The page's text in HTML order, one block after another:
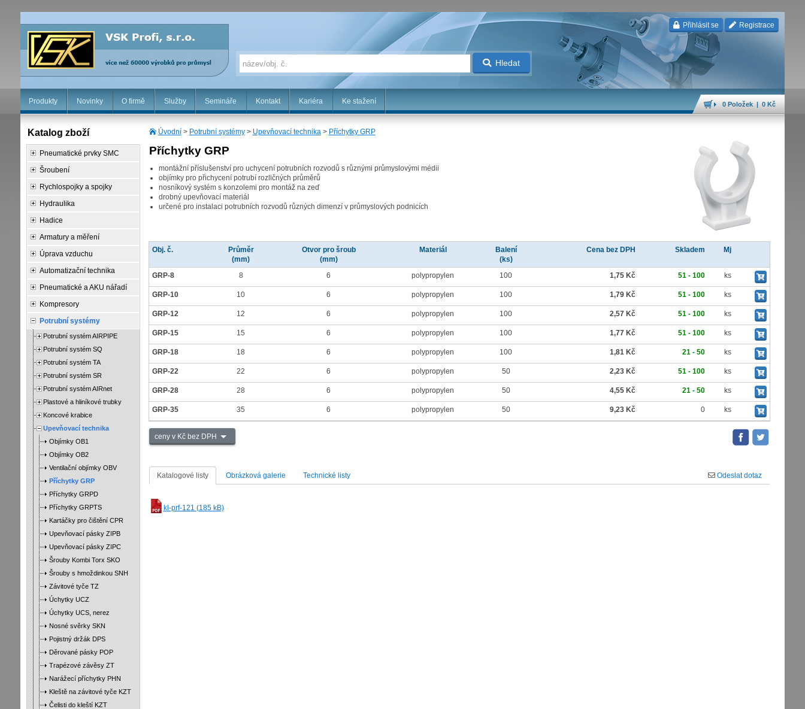
Přihlásit se Registrace
Hledat
Produkty Novinky O firmě Služby Semináře Kontakt Kariéra Ke stažení 0 Položek | 0 Kč
Úvodní> Potrubní systémy> Upevňovací technika> Příchytky GRP
Příchytky GRP
montážní příslušenství pro uchycení potrubních rozvodů s různými průmyslovými médii
objímky pro přichycení potrubí rozličných průměrů
nosníkový systém s konzolemi pro montáž na zeď
drobný upevňovací materiál
určené pro instalaci potrubních rozvodů různých dimenzí v průmyslových podnicích
Obj. č.
Průměr
(mm)
Otvor pro šroub
(mm)
Materiál
Balení
(ks)
Cena bez DPH Skladem Mj
GRP-8 8 6 polypropylen 100 1,75 Kč 51 - 100 ks
GRP-10 10 6 polypropylen 100 1,79 Kč 51 - 100 ks
GRP-12 12 6 polypropylen 100 2,57 Kč 51 - 100 ks
GRP-15 15 6 polypropylen 100 1,77 Kč 51 - 100 ks
GRP-18 18 6 polypropylen 100 1,81 Kč 21 - 50 ks
GRP-22 22 6 polypropylen 50 2,23 Kč 51 - 100 ks
GRP-28 28 6 polypropylen 50 4,55 Kč 21 - 50 ks
GRP-35 35 6 polypropylen 50 9,23 Kč 0 ks
ceny v Kč bez DPH
Katalogové listy Obrázková galerie Technické listy Odeslat dotaz
kl-prf-121 (185 kB)
Katalog zboží
Pneumatické prvky SMC
Šroubení
Rychlospojky a spojky
Hydraulika
Hadice
Armatury a měření
Úprava vzduchu
Automatizační technika
Pneumatické a AKU nářadí
Kompresory
Potrubní systémy
Potrubní systém AIRPIPE
Potrubní systém SQ
Potrubní systém TA
Potrubní systém SR
Potrubní systém AIRnet
Plastové a hliníkové trubky
Koncové krabice
Upevňovací technika
Objímky OB1
Objímky OB2
Ventilační objímky OBV
Příchytky GRP
Příchytky GRPD
Příchytky GRPTS
Kartáčky pro čištění CPR
Upevňovací pásky ZIPB
Upevňovací pásky ZIPC
Šrouby Kombi Torx SKO
Šrouby s hmoždinkou SNH
Závitové tyče TZ
Úchytky UCZ
Úchytky UCS, nerez
Nosné svěrky SKN
Pojistný držák DPS
Děrované pásky POP
Trapézové závěsy ZT
Narážecí příchytky PHN
Kleště na závitové tyče KZT
Čelisti do kleští KZT